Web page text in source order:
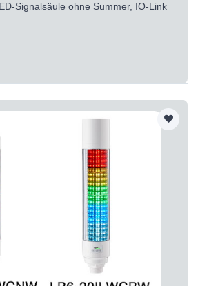
Signalsäule ohne Summer, IO-Link